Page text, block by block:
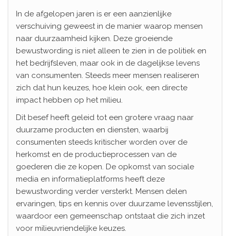
In de afgelopen jaren is er een aanzienlijke
verschuiving geweest in de manier waarop mensen
naar duurzaamheid kijken. Deze groeiende
bewustwording is niet alleen te zien in de politiek en
het bedrijfsleven, maar ook in de dagelijkse levens
van consumenten. Steeds meer mensen realiseren
zich dat hun keuzes, hoe klein ook, een directe
impact hebben op het milieu.
Dit besef heeft geleid tot een grotere vraag naar
duurzame producten en diensten, waarbij
consumenten steeds kritischer worden over de
herkomst en de productieprocessen van de
goederen die ze kopen. De opkomst van sociale
media en informatieplatforms heeft deze
bewustwording verder versterkt. Mensen delen
ervaringen, tips en kennis over duurzame levensstijlen,
waardoor een gemeenschap ontstaat die zich inzet
voor milieuvriendelijke keuzes.